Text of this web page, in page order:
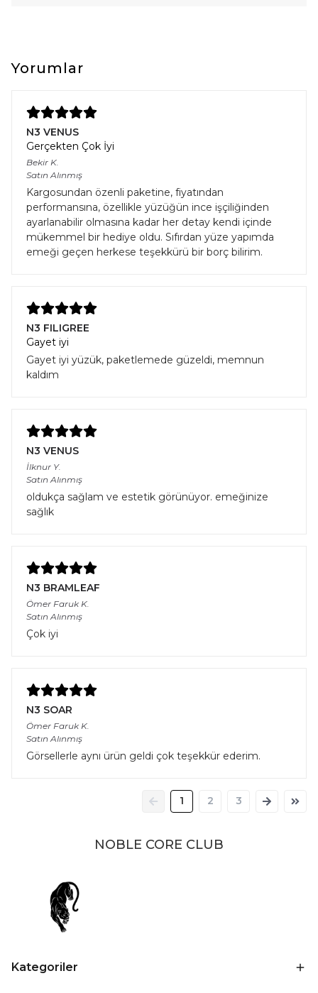
Yorumlar
N3 VENUS
Gerçekten Çok İyi
Bekir K.
Satın Alınmış
Kargosundan özenli paketine, fiyatından
performansına, özellikle yüzüğün ince işçiliğinden
ayarlanabilir olmasına kadar her detay kendi içinde
mükemmel bir hediye oldu. Sıfırdan yüze yapımda
emeği geçen herkese teşekkürü bir borç bilirim.
N3 FILIGREE
Gayet iyi
Gayet iyi yüzük, paketlemede güzeldi, memnun
kaldım
N3 VENUS
İlknur Y.
Satın Alınmış
oldukça sağlam ve estetik görünüyor. emeğinize
sağlık
N3 BRAMLEAF
Ömer Faruk K.
Satın Alınmış
Çok iyi
N3 SOAR
Ömer Faruk K.
Satın Alınmış
Görsellerle aynı ürün geldi çok teşekkür ederim.
1 2 3
NOBLE CORE CLUB
Kategoriler